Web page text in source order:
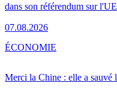
dans son référendum sur l'UE
07.08.2026
Merci la Chine : elle a sauvé
ÉCONOMIE